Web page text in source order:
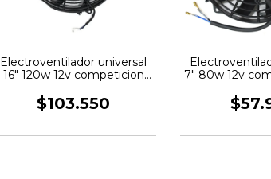
Electroventilador universal
16" 120w 12v competicion
$103.550
7" 80w 12v